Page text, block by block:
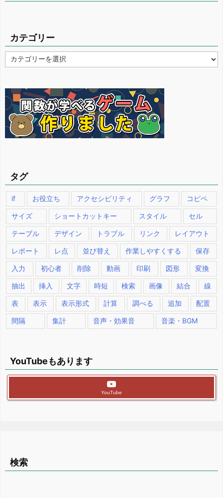
カテゴリー
テ
ー
タグ
if お役立ち アクセシビリティ グラフ コピペ
サイズ ショートカットキー スタイル セル
テーブル デザイン トラブル リンク レイアウト
レポート レ点 並び替え 作業しやすくする 保存
入力 初心者 削除 動画 印刷 図形 変換
抽出 挿入 文字 時短 検索 画像 結合 線
表 表示 表示形式 計算 調べる 追加 配置
間隔 集計 音声・効果音 音楽・BGM
YouTubeもあります
YouTube
検索